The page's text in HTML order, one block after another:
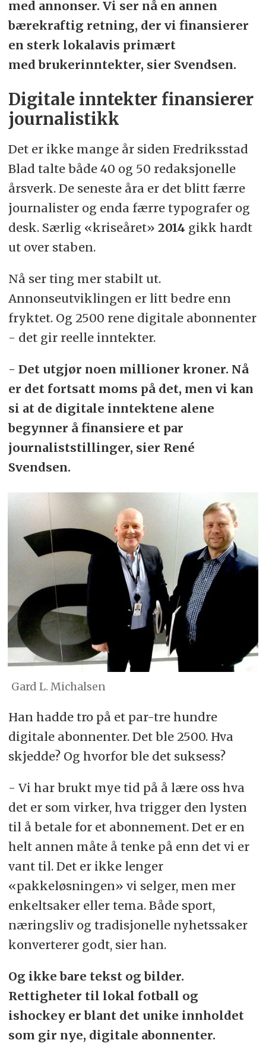
med annonser. Vi ser nå en annen
bærekraftig retning, der vi finansierer
en sterk lokalavis primært
med brukerinntekter, sier Svendsen.
Digitale inntekter finansierer
journalistikk
Det er ikke mange år siden Fredriksstad
Blad talte både 40 og 50 redaksjonelle
årsverk. De seneste åra er det blitt færre
journalister og enda færre typografer og
desk. Særlig «kriseåret» 2014 gikk hardt
ut over staben.
Nå ser ting mer stabilt ut.
Annonseutviklingen er litt bedre enn
fryktet. Og 2500 rene digitale abonnenter
- det gir reelle inntekter.
- Det utgjør noen millioner kroner. Nå
er det fortsatt moms på det, men vi kan
si at de digitale inntektene alene
begynner å finansiere et par
journaliststillinger, sier René
Svendsen.
Gard L. Michalsen
Han hadde tro på et par-tre hundre
digitale abonnenter. Det ble 2500. Hva
skjedde? Og hvorfor ble det suksess?
- Vi har brukt mye tid på å lære oss hva
det er som virker, hva trigger den lysten
til å betale for et abonnement. Det er en
helt annen måte å tenke på enn det vi er
vant til. Det er ikke lenger
«pakkeløsningen» vi selger, men mer
enkeltsaker eller tema. Både sport,
næringsliv og tradisjonelle nyhetssaker
konverterer godt, sier han.
Og ikke bare tekst og bilder.
Rettigheter til lokal fotball og
ishockey er blant det unike innholdet
som gir nye, digitale abonnenter.